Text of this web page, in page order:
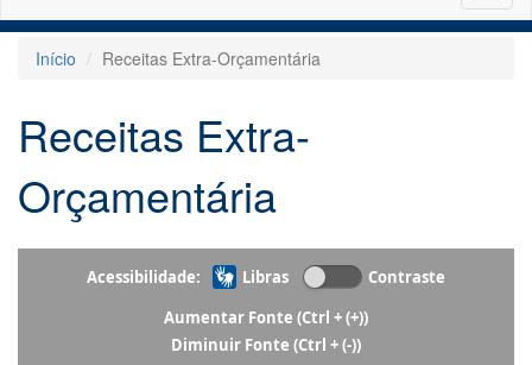
Início
Receitas Extra-Orçamentária
Receitas Extra-
Orçamentária